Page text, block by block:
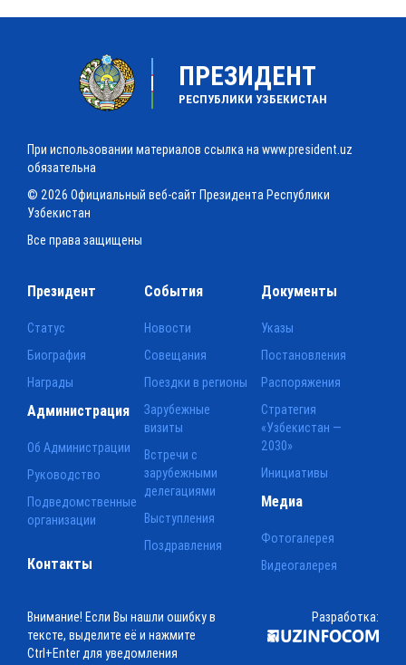
ПРЕЗИДЕНТ
РЕСПУБЛИКИ УЗБЕКИСТАН
При использовании материалов ссылка на www.president.uz
обязательна
© 2026 Официальный веб-сайт Президента Республики
Узбекистан
Все права защищены
Президент
Статус
Биография
Награды
События
Новости
Совещания
Поездки в регионы
Зарубежные
визиты
Встречи с
зарубежными
делегациями
Выступления
Поздравления
Документы
Указы
Постановления
Распоряжения
Стратегия
«Узбекистан —
2030»
Инициативы
Администрация
Об Администрации
Руководство
Подведомственные
организации
Медиа
Фотогалерея
Видеогалерея
Контакты
Внимание! Если Вы нашли ошибку в
тексте, выделите её и нажмите
Ctrl+Enter для уведомления
Разработка: